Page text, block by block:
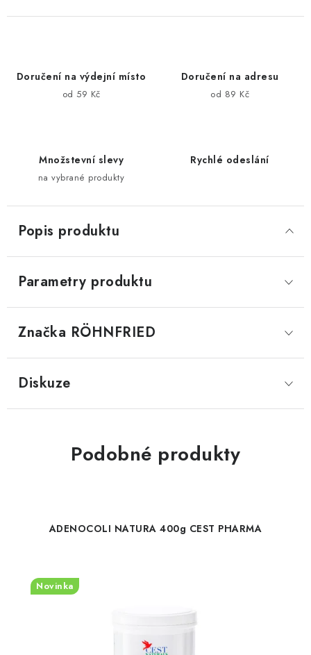
Doručení na výdejní místo
od 59 Kč
Doručení na adresu
od 89 Kč
Množstevní slevy
na vybrané produkty
Rychlé odeslání
Popis produktu
Parametry produktu
Značka RÖHNFRIED
Diskuze
Podobné produkty
ADENOCOLI NATURA 400g CEST PHARMA
Novinka